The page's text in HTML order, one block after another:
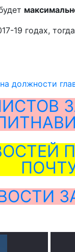
19 годах,
должности